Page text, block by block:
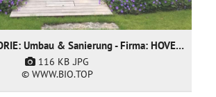
1. Platz - KATEGORIE: Umbau & Sanierung - Firma: HOVENIERSGEBROEDERS bvba
116 KB .JPG
© WWW.BIO.TOP